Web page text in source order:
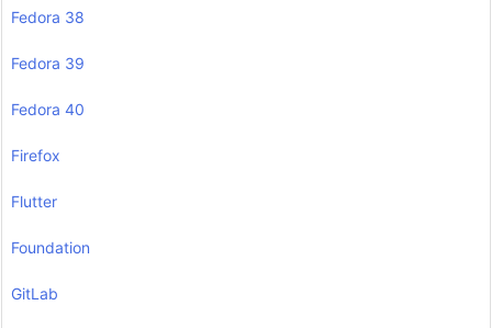
Fedora 38
Fedora 39
Fedora 40
Firefox
Flutter
Foundation
GitLab